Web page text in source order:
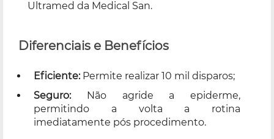
Ultramed da Medical San.
Diferenciais e Benefícios
Eficiente:Permite realizar 10 mil disparos;
Seguro:
Não agride a epiderme,
permitindo a volta a rotina
imediatamente pós procedimento.